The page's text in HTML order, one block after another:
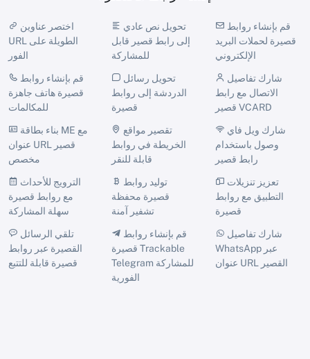
URL الطويلة على
الفور
إلى رابط قصير قابل
للمشاركة
قصيرة لحملات البريد
الإلكتروني
قصيرة هاتف جاهزة
للمكالمات
الدردشة إلى روابط
قصيرة
الاتصال مع رابط
قصير VCARD
عنوان URL قصير
مخصص
الخريطة في روابط
قابلة للنقر
وصول باستخدام
رابط قصير
مع روابط قصيرة
سهلة المشاركة
قصيرة محفظة
تشفير آمنة
التطبيق مع روابط
قصيرة
القصيرة عبر روابط
قصيرة قابلة للتتبع
قصيرة Trackable
Telegram للمشاركة
الفورية
WhatsApp عبر
عنوان URL القصير